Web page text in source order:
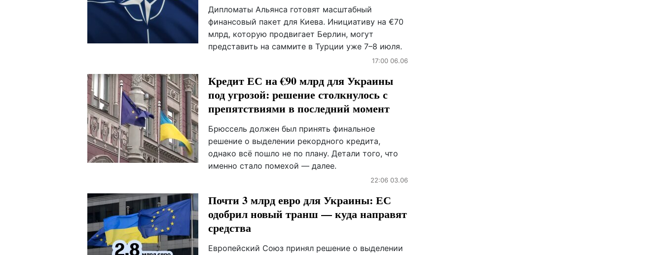
Дипломаты Альянса готовят масштабный
финансовый пакет для Киева. Инициативу на €70
млрд, которую продвигает Берлин, могут
представить на саммите в Турции уже 7–8 июля.
17:00 06.06
Кредит ЕС на €90 млрд для Украины
под угрозой: решение столкнулось с
препятствиями в последний момент
Брюссель должен был принять финальное
решение о выделении рекордного кредита,
однако всё пошло не по плану. Детали того, что
именно стало помехой — далее.
22:06 03.06
Почти 3 млрд евро для Украины: ЕС
одобрил новый транш — куда направят
средства
Европейский Союз принял решение о выделении